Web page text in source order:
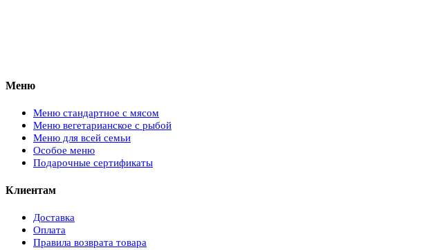
Меню
Меню стандартное с мясом
Меню вегетарианское с рыбой
Меню для всей семьи
Особое меню
Подарочные сертификаты
Клиентам
Доставка
Оплата
Правила возврата товара